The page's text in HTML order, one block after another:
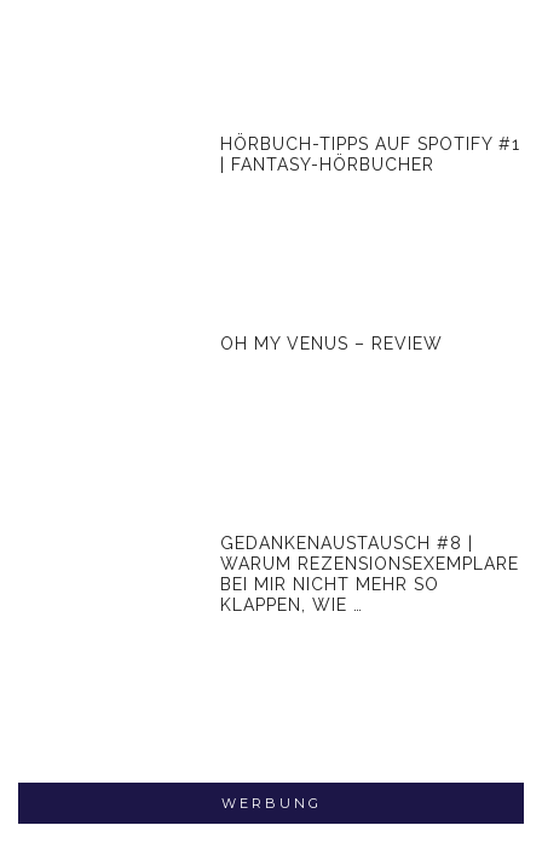
HÖRBUCH-TIPPS AUF SPOTIFY #1
| FANTASY-HÖRBUCHER
OH MY VENUS – REVIEW
GEDANKENAUSTAUSCH #8 |
WARUM REZENSIONSEXEMPLARE
BEI MIR NICHT MEHR SO
KLAPPEN, WIE …
WERBUNG